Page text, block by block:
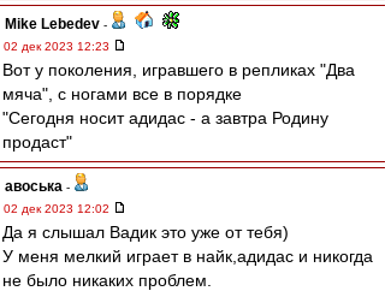
Mike Lebedev -
02 дек 2023 12:23
Вот у поколения, игравшего в репликах "Два
мяча", с ногами все в порядке
"Сегодня носит адидас - а завтра Родину
продаст"
авоська -
02 дек 2023 12:02
Да я слышал Вадик это уже от тебя)
У меня мелкий играет в найк,адидас и никогда
не было никаких проблем.